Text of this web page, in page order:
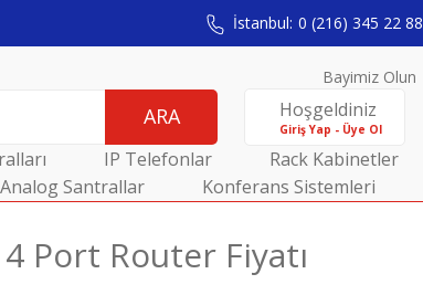
İstanbul: 0 (216) 345 22 88
Bayimiz Olun
ARA Hoşgeldiniz
Giriş Yap - Üye Ol
IP Telefonlar Rack Kabinetler
Analog Santrallar Konferans Sistemleri
Port Router Fiyatı